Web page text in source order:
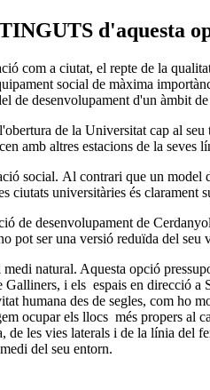
d'aquesta
com a ciutat, el repte de la
social de màxima
de desenvolupament d'un àmbit
de la Universitat cap al
amb altres estacions de la seves
social. Al contrari que un model
ciutats universitàries és
de desenvolupament de
pot ser una versió reduïda del seu
natural. Aquesta opció
Galliners, i els espais en direcció
humana des de segles, com ho
ocupar els llocs més propers al
de les vies laterals i de la línia del
del seu entorn.